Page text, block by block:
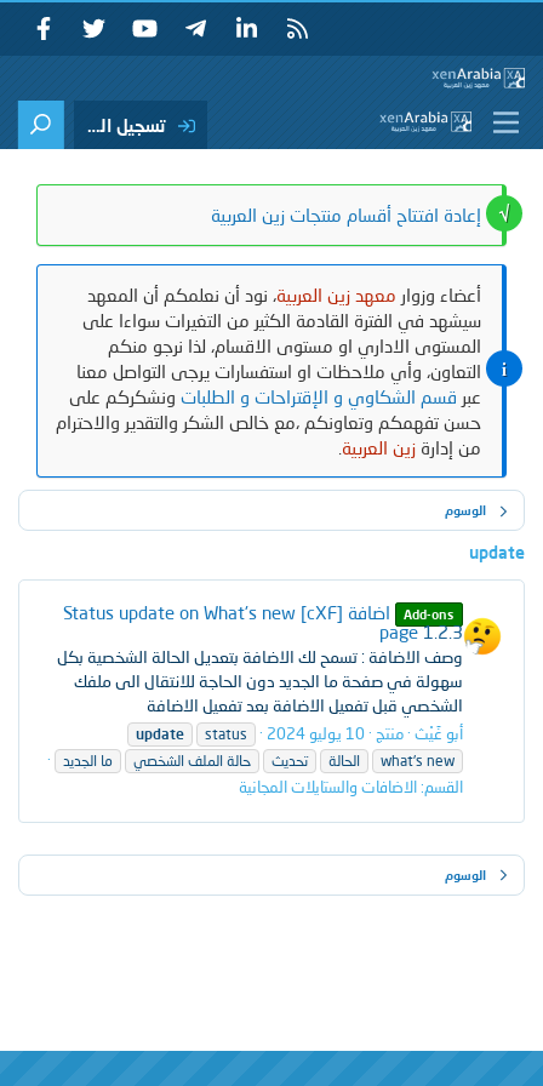
تسجيل الدخول
إعادة افتتاح أقسام منتجات زين العربية
أعضاء وزوار معهد زين العربية، نود أن نعلمكم أن المعهد
سيشهد في الفترة القادمة الكثير من التغيرات سواءا على
المستوى الاداري او مستوى الاقسام، لذا نرجو منكم
التعاون، وأي ملاحظات او استفسارات يرجى التواصل معنا
عبر قسم الشكاوي و الإقتراحات و الطلبات ونشكركم على
حسن تفهمكم وتعاونكم ،مع خالص الشكر والتقدير والاحترام
من إدارةزين العربية
الوسوم
update
Add-ons
اضافة [cXF] Status update on What's new
page 1.2.3
وصف الاضافة : تسمح لك الاضافة بتعديل الحالة الشخصية بكل
سهولة في صفحة ما الجديد دون الحاجة للانتقال الى ملفك
الشخصي قبل تفعيل الاضافة بعد تفعيل الاضافة
أبو غَيْث منتج 10 يوليو 2024 status
update
what's new
الحالة تحديث حالة الملف الشخصي ما الجديد
القسم:الاضافات والستايلات المجانية
الوسوم